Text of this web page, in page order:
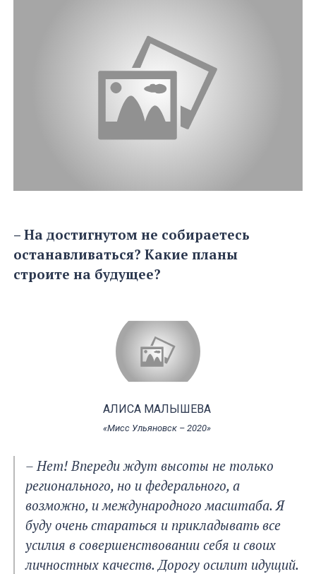
– На достигнутом не собираетесь
останавливаться? Какие планы
строите на будущее?
АЛИСА МАЛЫШЕВА
«Мисс Ульяновск – 2020»
– Нет! Впереди ждут высоты не только
регионального, но и федерального, а
возможно, и международного масштаба. Я
буду очень стараться и прикладывать все
усилия в совершенствовании себя и своих
личностных качеств. Дорогу осилит идущий.